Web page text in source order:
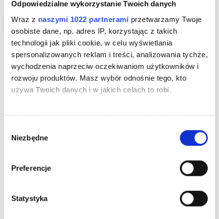
Odpowiedzialne wykorzystanie Twoich danych
Wraz z naszymi 1022 partnerami przetwarzamy Twoje
osobiste dane, np. adres IP, korzystając z takich
technologii jak pliki cookie, w celu wyświetlania
spersonalizowanych reklam i treści, analizowania tychże,
wychodzenia naprzeciw oczekiwaniom użytkowników i
rozwoju produktów. Masz wybór odnośnie tego, kto
używa Twoich danych i w jakich celach to robi.
Jeśli wyrazisz na to zgodę, chcielibyśmy również:
geograficznej z dokładnością nawet do kilku metrów
charakteryzującego je zbiory danych (fingerprinting,
czyli wirtualny odcisk palca)
dane są przetwarzane oraz ustaw własne preferencje w
zgody
Niezbędne
Preferencje
Statystyka
Nowość
SPINKI OKRĄGŁE GRANATOWO-CZARNE
Cena
249,00 zł